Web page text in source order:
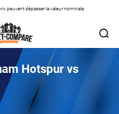
peuvent dépasser la valeur nominale.
Hotspur vs